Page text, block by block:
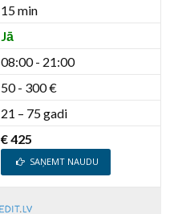
15 min
Jā
08:00 - 21:00
50 - 300 €
21 – 75 gadi
€ 425
SAŅEMT NAUDU